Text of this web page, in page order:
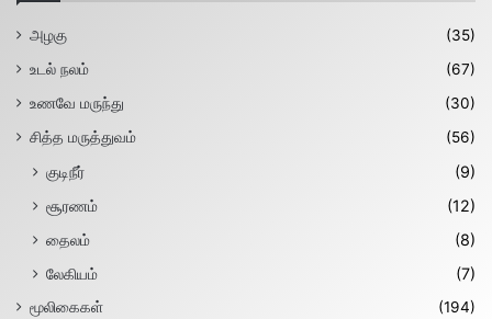
அழகு
(35)
உடல் நலம்
(67)
உணவே மருந்து
(30)
சித்த மருத்துவம்
(56)
குடிநீர்
(9)
சூரணம்
(12)
தைலம்
(8)
லேகியம்
(7)
மூலிகைகள் (194)